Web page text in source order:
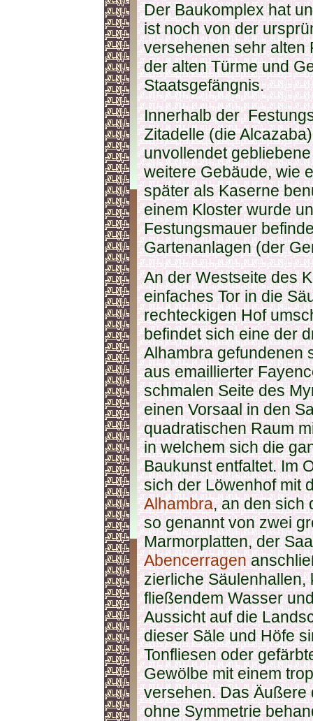
Der Baukomplex hat
ist noch von der
versehenen sehr alten
der alten Türme und
Staatsgefängnis.
Innerhalb der
Zitadelle (die
unvollendet
weitere Gebäude, wie
später als Kaserne
einem Kloster wurde
Festungsmauer
Gartenanlagen (der
An der Westseite des
einfaches Tor in die
rechteckigen Hof
befindet sich eine der
Alhambra gefundenen
aus emaillierter
schmalen Seite des
einen Vorsaal in den
quadratischen Raum
in welchem sich die
Baukunst entfaltet. Im
sich der Löwenhof mit
Alhambra, an den sich
so genannt von zwei
Marmorplatten, der
Abencerragen
zierliche Säulenhallen,
fließendem Wasser
Aussicht auf die
dieser Säle und Höfe
Tonfliesen oder
Gewölbe mit einem
versehen. Das Äußere
ohne Symmetrie